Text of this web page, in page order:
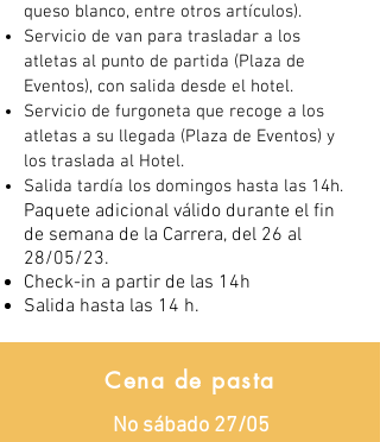
queso blanco, entre otros artículos).
Servicio de van para trasladar a los
atletas al punto de partida (Plaza de
Eventos), con salida desde el hotel.
Servicio de furgoneta que recoge a los
atletas a su llegada (Plaza de Eventos) y
los traslada al Hotel.
Salida tardía los domingos hasta las 14h.
Paquete adicional válido durante el fin
de semana de la Carrera, del 26 al
28/05/23.
Check-in a partir de las 14h
Salida hasta las 14 h.
Cena de pasta
No sábado 27/05